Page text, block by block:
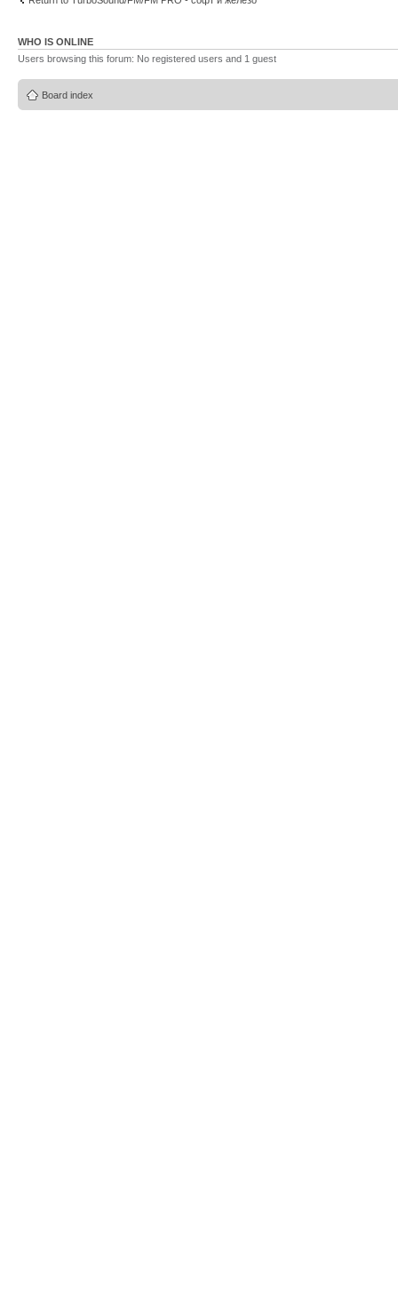
WHO IS ONLINE
Users browsing this forum: No registered users and 1 guest
Board index